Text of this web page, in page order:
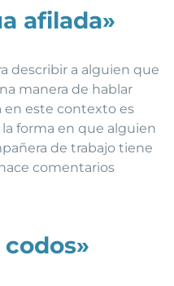
afilada»
describir a alguien que
manera de hablar
en este contexto es
forma en que alguien
de trabajo tiene
comentarios